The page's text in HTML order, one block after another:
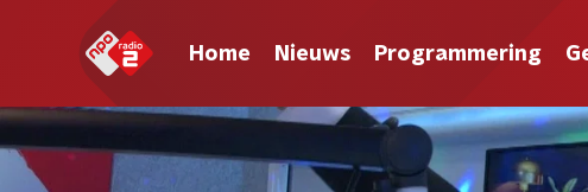
Home Nieuws Programmering